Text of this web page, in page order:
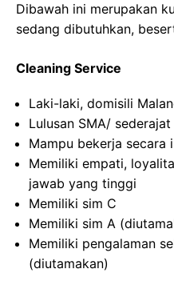
Dibawah ini merupakan
sedang dibutuhkan,
Cleaning Service
Laki-laki, domisili
Lulusan SMA/ sederajat
Mampu bekerja secara
Memiliki empati,
jawab yang tinggi
Memiliki sim C
Memiliki sim A
Memiliki pengalaman
(diutamakan)